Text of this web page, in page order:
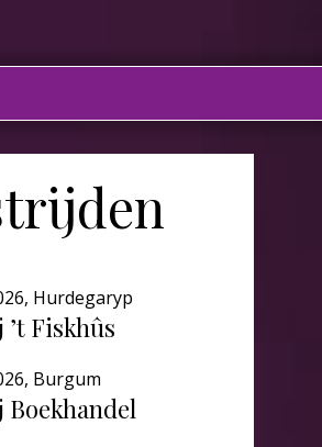
Hurdegaryp
Fiskhûs
Burgum